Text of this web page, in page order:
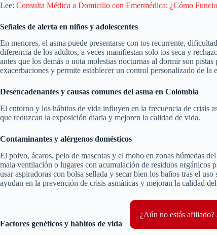
Lee: Consulta Médica a Domicilio con Emermédica: ¿Cómo
Señales de alerta en niños y adolescentes
En menores, el asma puede presentarse con tos recurrente,
diferencia de los adultos, a veces manifiestan solo tos seca y
antes que los demás o nota molestias nocturnas al dormir son
exacerbaciones y permite establecer un control personalizado de la
Desencadenantes y causas comunes del asma en Colombia
El entorno y los hábitos de vida influyen en la frecuencia de crisis
que reduzcan la exposición diaria y mejoren la calidad de vida.
Contaminantes y alérgenos domésticos
El polvo, ácaros, pelo de mascotas y el moho en zonas húmedas
mala ventilación o lugares con acumulación de residuos
usar aspiradoras con bolsa sellada y secar bien los baños tras el
ayudan en la prevención de crisis asmáticas y mejoran la calidad
¿Aún no estás
Factores genéticos y hábitos de vida